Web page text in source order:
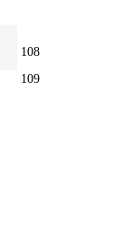
108
109